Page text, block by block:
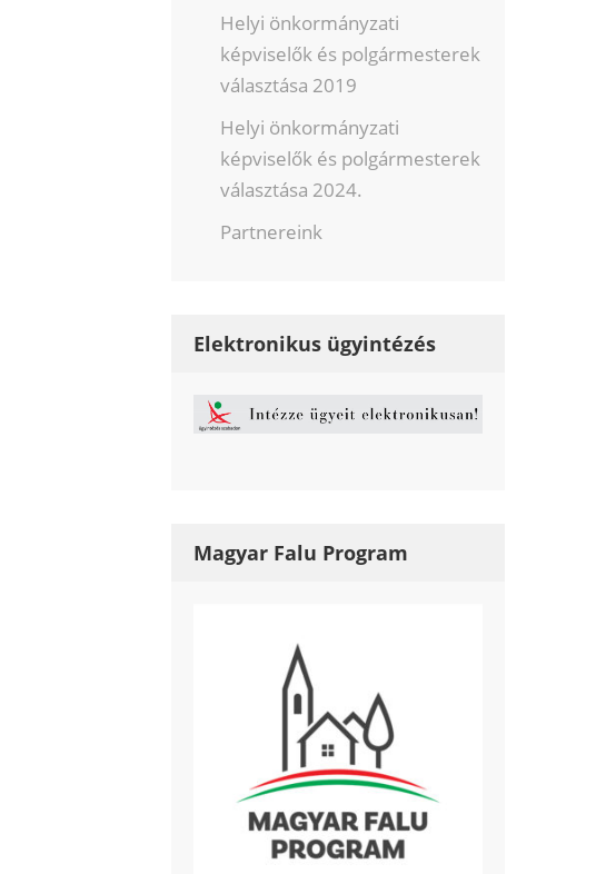
Helyi önkormányzati
képviselők és polgármesterek
választása 2019
Helyi önkormányzati
képviselők és polgármesterek
választása 2024.
Partnereink
Elektronikus ügyintézés
Magyar Falu Program